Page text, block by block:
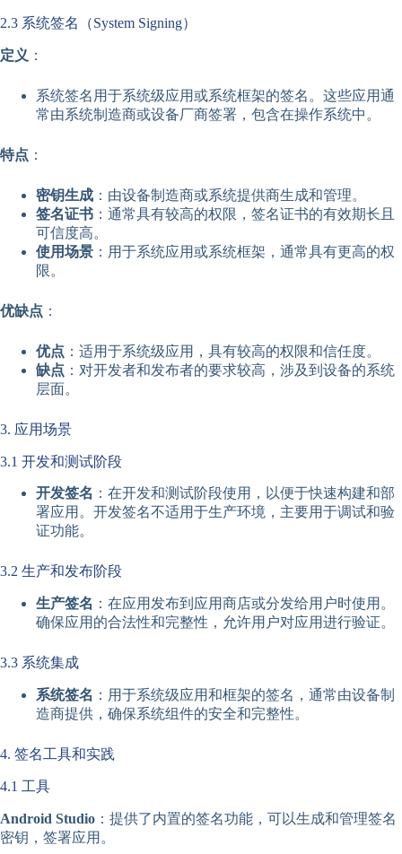
2.3 系统签名（System Signing）
定义 ：
系统签名用于系统级应用或系统框架的签名。这些应用通
常由系统制造商或设备厂商签署，包含在操作系统中。
特点 ：
密钥生成 ：由设备制造商或系统提供商生成和管理。
签名证书 ：通常具有较高的权限，签名证书的有效期长且
可信度高。
使用场景 ：用于系统应用或系统框架，通常具有更高的权
限。
优缺点 ：
优点 ：适用于系统级应用，具有较高的权限和信任度。
缺点 ：对开发者和发布者的要求较高，涉及到设备的系统
层面。
3. 应用场景
3.1 开发和测试阶段
开发签名 ：在开发和测试阶段使用，以便于快速构建和部
署应用。开发签名不适用于生产环境，主要用于调试和验
证功能。
3.2 生产和发布阶段
生产签名 ：在应用发布到应用商店或分发给用户时使用。
确保应用的合法性和完整性，允许用户对应用进行验证。
3.3 系统集成
系统签名 ：用于系统级应用和框架的签名，通常由设备制
造商提供，确保系统组件的安全和完整性。
4. 签名工具和实践
4.1 工具
Android Studio ：提供了内置的签名功能，可以生成和管理签名
密钥，签署应用。